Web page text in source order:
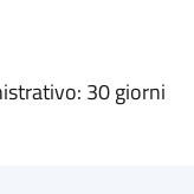
30 giorni